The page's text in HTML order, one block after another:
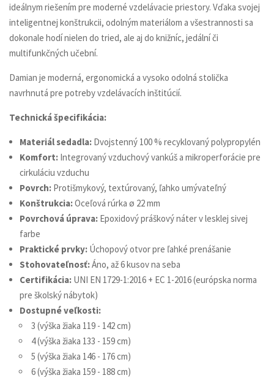
ideálnym riešením pre moderné vzdelávacie priestory. Vďaka svojej
inteligentnej konštrukcii, odolným materiálom a všestrannosti sa
dokonale hodí nielen do tried, ale aj do knižníc, jedální či
multifunkčných učební.
Damian je moderná, ergonomická a vysoko odolná stolička
navrhnutá pre potreby vzdelávacích inštitúcií.
Technická špecifikácia:
Materiál sedadla:Dvojstenný 100 % recyklovaný polypropylén
Komfort:Integrovaný vzduchový vankúš a mikroperforácie pre
cirkuláciu vzduchu
Povrch:Protišmykový, textúrovaný, ľahko umývateľný
Konštrukcia:Oceľová rúrka ø 22 mm
Povrchová úprava:Epoxidový práškový náter v lesklej sivej
farbe
Praktické prvky:Úchopový otvor pre ľahké prenášanie
Stohovateľnosť:Áno, až 6 kusov na seba
Certifikácia:UNI EN 1729-1:2016 + EC 1-2016 (európska norma
pre školský nábytok)
Dostupné veľkosti:
3 (výška žiaka 119 - 142 cm)
4 (výška žiaka 133 - 159 cm)
5 (výška žiaka 146 - 176 cm)
6 (výška žiaka 159 - 188 cm)